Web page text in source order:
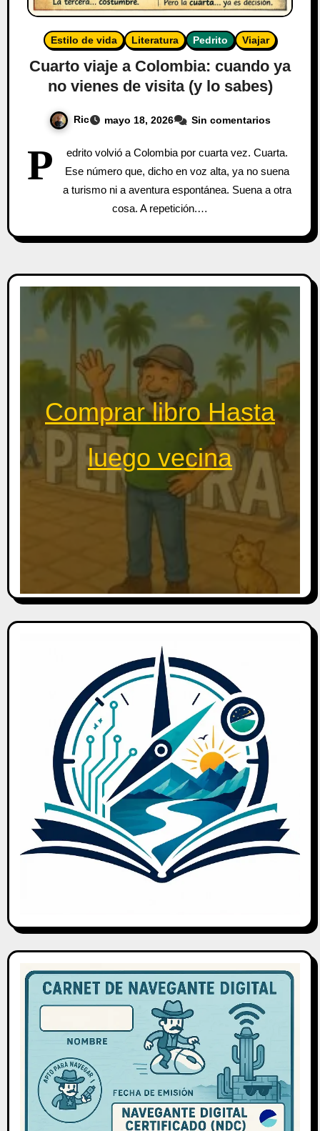
Estilo de vida Literatura Pedrito Viajar
Cuarto viaje a Colombia: cuando ya
no vienes de visita (y lo sabes)
Ric mayo 18, 2026 Sin comentarios
P
edrito volvió a Colombia por cuarta vez. Cuarta.
Ese número que, dicho en voz alta, ya no suena
a turismo ni a aventura espontánea. Suena a otra
cosa. A repetición.…
Comprar libro Hasta
luego vecina